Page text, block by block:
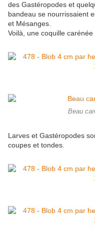
des Gastéropodes et
bandeau se nourrissaient
et Mésanges.
Voilà, une coquille carénée
Beau
Larves et Gastéropodes
coupes et tondes.